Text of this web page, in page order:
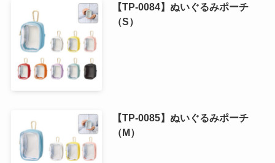
【TP-0084】ぬいぐるみポーチ
（S）
【TP-0085】ぬいぐるみポーチ
（M）